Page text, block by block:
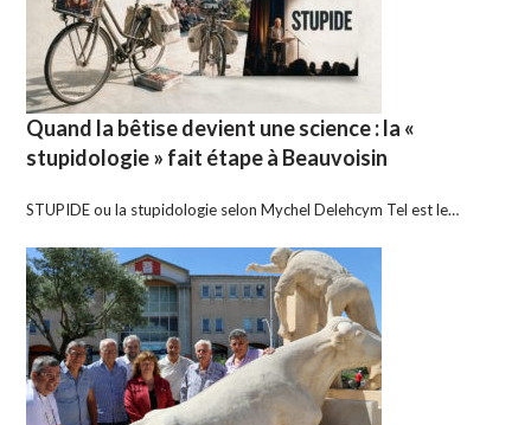
Quand la bêtise devient une science : la «
stupidologie » fait étape à Beauvoisin
STUPIDE ou la stupidologie selon Mychel Delehcym Tel est le…